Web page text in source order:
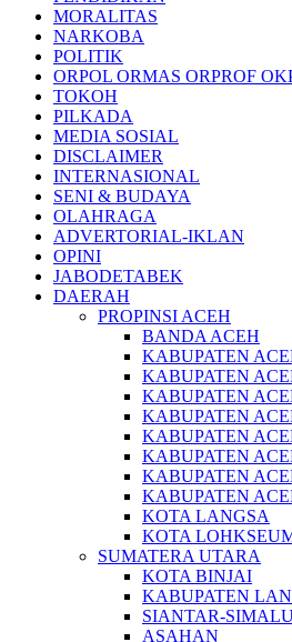
MORALITAS
NARKOBA
POLITIK
ORPOL ORMAS ORPROF
TOKOH
PILKADA
MEDIA SOSIAL
DISCLAIMER
INTERNASIONAL
SENI & BUDAYA
OLAHRAGA
ADVERTORIAL-IKLAN
OPINI
JABODETABEK
DAERAH
PROPINSI ACEH
BANDA ACEH
KABUPATEN
KABUPATEN
KABUPATEN
KABUPATEN
KABUPATEN
KABUPATEN
KABUPATEN
KABUPATEN
KOTA LANGSA
KOTA
SUMATERA UTARA
KOTA BINJAI
KABUPATEN
SIANTAR-
ASAHAN